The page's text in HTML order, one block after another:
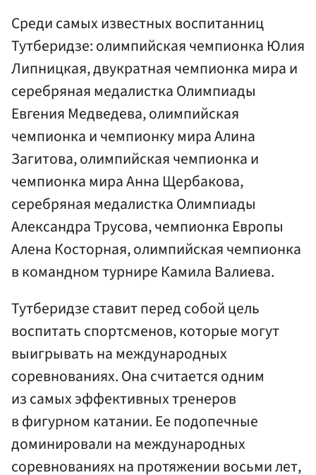
Среди самых известных воспитанниц
Тутберидзе: олимпийская чемпионка Юлия
Липницкая, двукратная чемпионка мира и
серебряная медалистка Олимпиады
Евгения Медведева, олимпийская
чемпионка и чемпионку мира Алина
Загитова, олимпийская чемпионка и
чемпионка мира Анна Щербакова,
серебряная медалистка Олимпиады
Александра Трусова, чемпионка Европы
Алена Косторная, олимпийская чемпионка
в командном турнире Камила Валиева.
Тутберидзе ставит перед собой цель
воспитать спортсменов, которые могут
выигрывать на международных
соревнованиях. Она считается одним
из самых эффективных тренеров
в фигурном катании. Ее подопечные
доминировали на международных
соревнованиях на протяжении восьми лет,